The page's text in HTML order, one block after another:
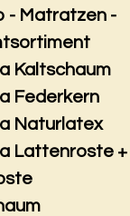
- Matratzen -
Kaltschaum
Federkern
Naturlatex
Lattenroste +